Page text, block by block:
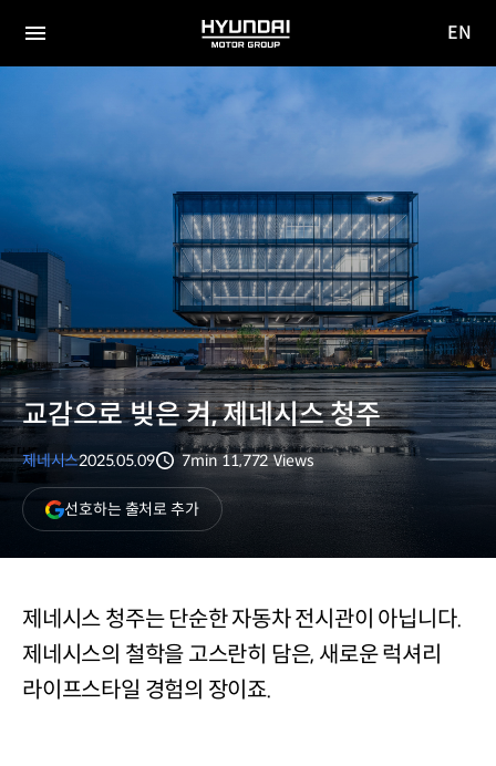
전체
HYUNDAI
MOTOR
GROUP
EN
교감으로 빚은 켜, 제네시스 청주
제네시스2025.05.09
분량
7min
조회수
11,772 Views
선호하는 출처로 추가(새
창
열림)
제네시스 청주는 단순한 자동차 전시관이 아닙니다.
제네시스의 철학을 고스란히 담은, 새로운 럭셔리
라이프스타일 경험의 장이죠.